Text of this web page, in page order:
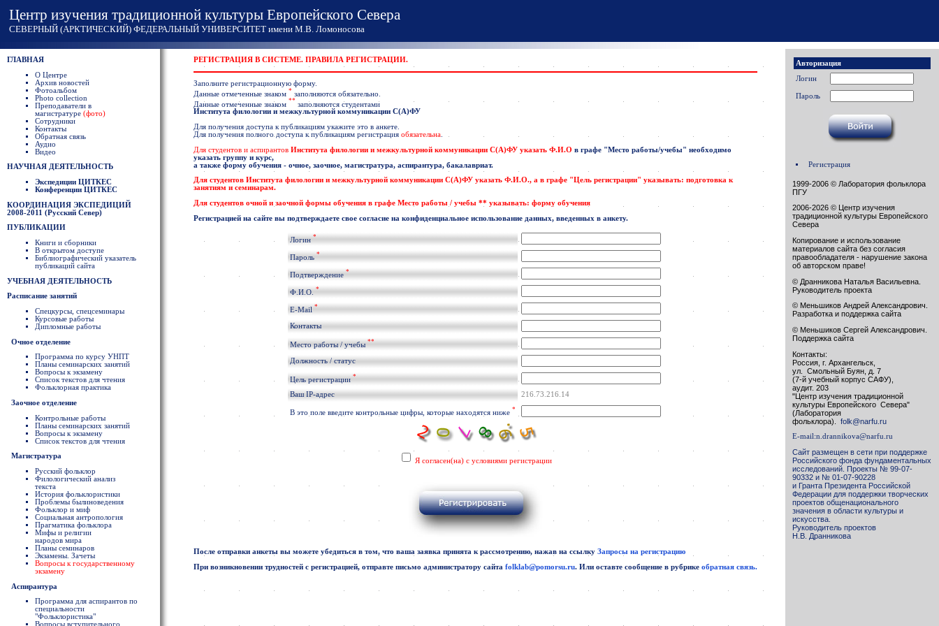
Центр изучения традиционной культуры Европейского Севера
СЕВЕРНЫЙ (АРКТИЧЕСКИЙ) ФЕДЕРАЛЬНЫЙ УНИВЕРСИТЕТ имени М.В. Ломоносова
ГЛАВНАЯ
О Центре
Архив новостей
Фотоальбом
Photo collection
Преподаватели в
магистратуре (фото)
Сотрудники
Контакты
Обратная связь
Аудио
Видео
НАУЧНАЯ ДЕЯТЕЛЬНОСТЬ
Экспедиции ЦИТКЕС
Конференции ЦИТКЕС
КООРДИНАЦИЯ ЭКСПЕДИЦИЙ
2008-2011 (Русский Север)
ПУБЛИКАЦИИ
Книги и сборники
В открытом доступе
Библиографический указатель
публикаций сайта
УЧЕБНАЯ ДЕЯТЕЛЬНОСТЬ
Расписание занятий
Спецкурсы, спецсеминары
Курсовые работы
Дипломные работы
Очное отделение
Программа по курсу УНПТ
Планы семинарских занятий
Вопросы к экзамену
Список текстов для чтения
Фольклорная практика
Заочное отделение
Контрольные работы
Планы семинарских занятий
Вопросы к экзамену
Список текстов для чтения
Магистратура
Русский фольклор
Филологический анализ
текста
История фольклористики
Проблемы былиноведения
Фольклор и миф
Социальная антропология
Прагматика фольклора
Мифы и религии
народов мира
Планы семинаров
Экзамены. Зачеты
Вопросы к государственному
экзамену
Аспирантура
Программа для аспирантов по
специальности
"Фольклористика"
Вопросы вступительного
РЕГИСТРАЦИЯ В СИСТЕМЕ. ПРАВИЛА РЕГИСТРАЦИИ.
Заполните регистрационную форму.
Данные отмеченные знаком * заполняются обязательно.
Данные отмеченные знаком ** заполняются студентами
Института филологии и межкультурной коммуникации С(А)ФУ
Для получения доступа к публикациям укажите это в анкете.
Для получения полного доступа к публикациям регистрация обязательна
Для студентов и аспирантов Института филологии и межкультурной коммуникации С(А)ФУ указать Ф.И.О в графе "Место работы/учебы" необходимо
указать группу и курс,
а также форму обучения - очное, заочное, магистратура, аспирантура, бакалавриат.
Для студентов Института филологии и межкультурной коммуникации С(А)ФУ указать Ф.И.О., а в графе "Цель регистрации" указывать: подготовка к
занятиям и семинарам.
Для студентов очной и заочной формы обучения в графе Место работы / учебы ** указывать: форму обучения
Регистрацией на сайте вы подтверждаете свое согласие на конфиденциальное использование данных, введенных в анкету.
Логин *
Пароль *
Подтверждение *
Ф.И.О. *
E-Mail *
Контакты
Место работы / учебы **
Должность / статус
Цель регистрации *
Ваш IP-адрес 216.73.216.14
В это поле введите контрольные цифры, которые находятся ниже *
Я согласен(на) с условиями регистрации
После отправки анкеты вы можете убедиться в том, что ваша заявка принята к рассмотрению, нажав на ссылку Запросы на регистрацию
При возникновении трудностей с регистрацией, отправте письмо администратору сайта folklab@pomorsu.ru. Или оставте сообщение в рубрике обратная связь.
Авторизация
Логин
Пароль
Регистрация
1999-2006 © Лаборатория фольклора
ПГУ
2006-2026 © Центр изучения
традиционной культуры Европейского
Севера
Копирование и использование
материалов сайта без согласия
правообладателя - нарушение закона
об авторском праве!
© Дранникова Наталья Васильевна.
Руководитель проекта
© Меньшиков Андрей Александрович.
Разработка и поддержка сайта
© Меньшиков Сергей Александрович.
Поддержка сайта
Контакты:
Россия, г. Архангельск,
ул. Смольный Буян, д. 7
(7-й учебный корпус САФУ),
аудит. 203
"Центр изучения традиционной
культуры Европейского Севера"
(Лаборатория
фольклора).
folk@narfu.ru
E-mail:n.drannikova@narfu.ru
Сайт размещен в сети при поддержке
Российского фонда фундаментальных
исследований. Проекты № 99-07-
90332 и № 01-07-90228
и Гранта Президента Российской
Федерации для поддержки творческих
проектов общенационального
значения в области культуры и
искусства.
Руководитель проектов
Н.В. Дранникова